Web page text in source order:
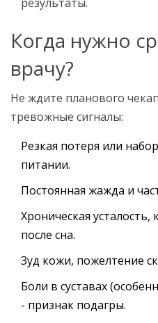
Когда нужно
врачу?
Не ждите планового
тревожные сигналы:
Резкая потеря или
питании.
Постоянная жажда и
Хроническая
после сна.
Зуд кожи, пожелтение
Боли в суставах
- признак подагры.